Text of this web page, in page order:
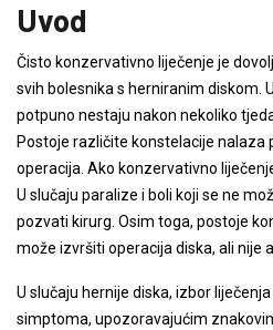
Uvod
Čisto konzervativno liječenje je
svih bolesnika s herniranim diskom.
potpuno nestaju nakon nekoliko
Postoje različite konstelacije nalaza
operacija. Ako konzervativno
U slučaju paralize i boli koji se ne
pozvati kirurg. Osim toga, postoje
može izvršiti operacija diska, ali nije
U slučaju hernije diska, izbor
simptoma, upozoravajućim